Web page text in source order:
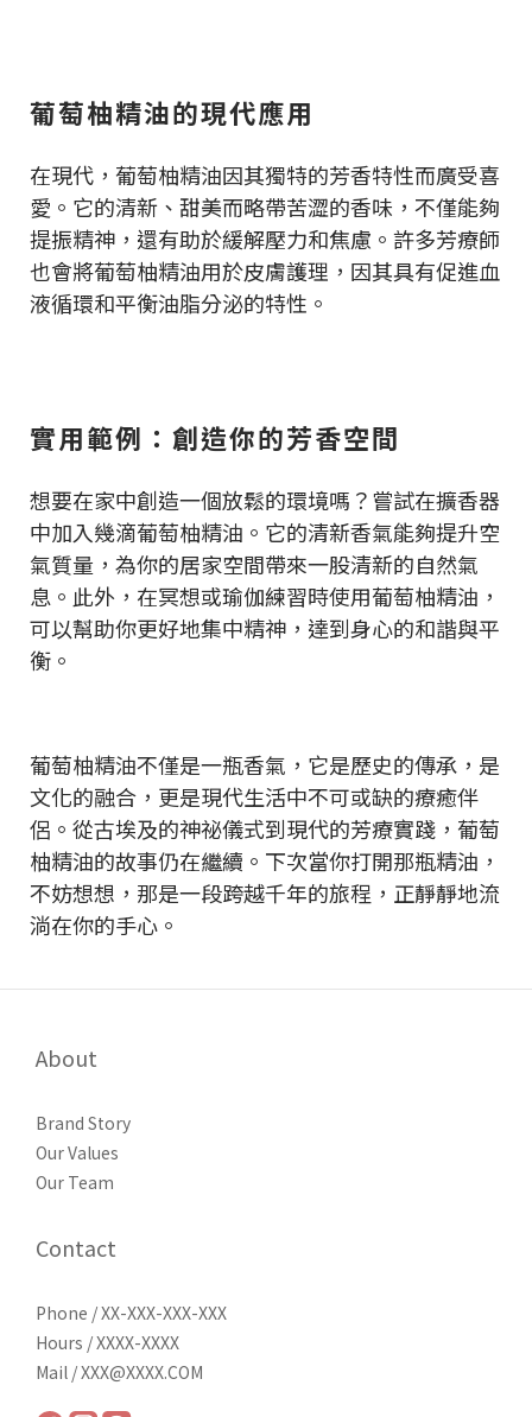
葡萄柚精油的現代應用
在現代，葡萄柚精油因其獨特的芳香特性而廣受喜
愛。它的清新、甜美而略帶苦澀的香味，不僅能夠
提振精神，還有助於緩解壓力和焦慮。許多芳療師
也會將葡萄柚精油用於皮膚護理，因其具有促進血
液循環和平衡油脂分泌的特性。
實用範例：創造你的芳香空間
想要在家中創造一個放鬆的環境嗎？嘗試在擴香器
中加入幾滴葡萄柚精油。它的清新香氣能夠提升空
氣質量，為你的居家空間帶來一股清新的自然氣
息。此外，在冥想或瑜伽練習時使用葡萄柚精油，
可以幫助你更好地集中精神，達到身心的和諧與平
衡。
葡萄柚精油不僅是一瓶香氣，它是歷史的傳承，是
文化的融合，更是現代生活中不可或缺的療癒伴
侶。從古埃及的神祕儀式到現代的芳療實踐，葡萄
柚精油的故事仍在繼續。下次當你打開那瓶精油，
不妨想想，那是一段跨越千年的旅程，正靜靜地流
淌在你的手心。
About
Brand Story
Our Values
Our Team
Contact
Phone / XX-XXX-XXX-XXX
Hours / XXXX-XXXX
Mail / XXX@XXXX.COM